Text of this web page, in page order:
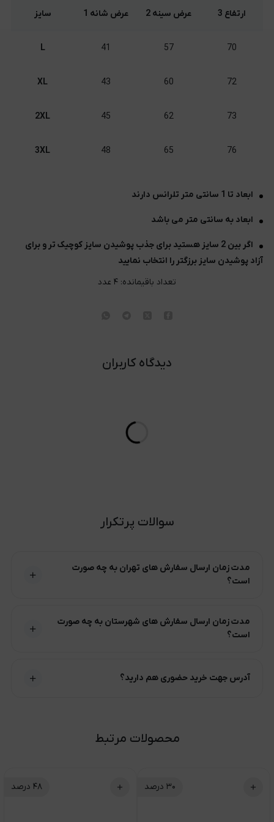
ارتفاع 3 عرض سینه 2 عرض شانه 1 سایز
70
57
41
L
72
60
43
XL
73
62
45
2XL
76
65
48
3XL
ابعاد تا 1 سانتی متر تلرانس دارند
ابعاد به سانتی متر می باشد
اگر بین 2 سایز هستید برای جذب پوشیدن سایز کوچیک تر و برای
آزاد پوشیدن سایز برزگتر را انتخاب نمایید
تعداد باقیمانده: ۴ عدد
دیدگاه کاربران
سوالات پرتکرار
مدت زمان ارسال سفارش های تهران به چه صورت
است؟
مدت زمان ارسال سفارش های شهرستان به چه صورت
است؟
آدرس جهت خرید حضوری هم دارید؟
محصولات مرتبط
۳۰ درصد ۴۸درصد